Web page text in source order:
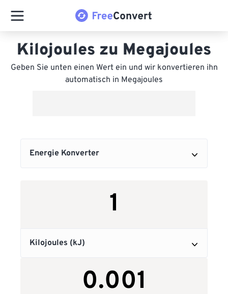
Kilojoules zu Megajoules
Geben Sie unten einen Wert ein und wir konvertieren ihn
automatisch in Megajoules